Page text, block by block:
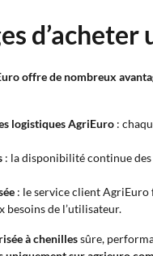
offre de nombreux
logistiques AgriEuro :
: la disponibilité continue
: le service client AgriEuro
besoins de l’utilisateur.
à chenillessûre,